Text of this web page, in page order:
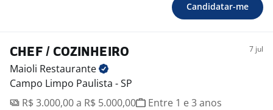
Candidatar-me
CHEF / COZINHEIRO 7 jul
Maioli Restaurante
Campo Limpo Paulista - SP
R$ 3.000,00 a R$ 5.000,00
Entre 1 e 3 anos